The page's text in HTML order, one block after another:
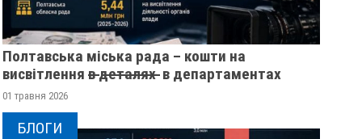
Полтавська міська рада – кошти на
висвітлення в̶ ̶д̶е̶т̶а̶л̶я̶х̶ ̶ в департаментах
01 травня 2026
БЛОГИ